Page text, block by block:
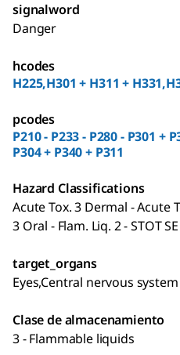
signalword
Danger
hcodes
H225,H301 + H311 +
pcodes
P210 - P233 - P280 - P301 +
P304 + P340 + P311
Hazard Classifications
Acute Tox. 3 Dermal - Acute
3 Oral - Flam. Liq. 2 - STOT SE
target_organs
Eyes,Central nervous system
Clase de almacenamiento
3 - Flammable liquids